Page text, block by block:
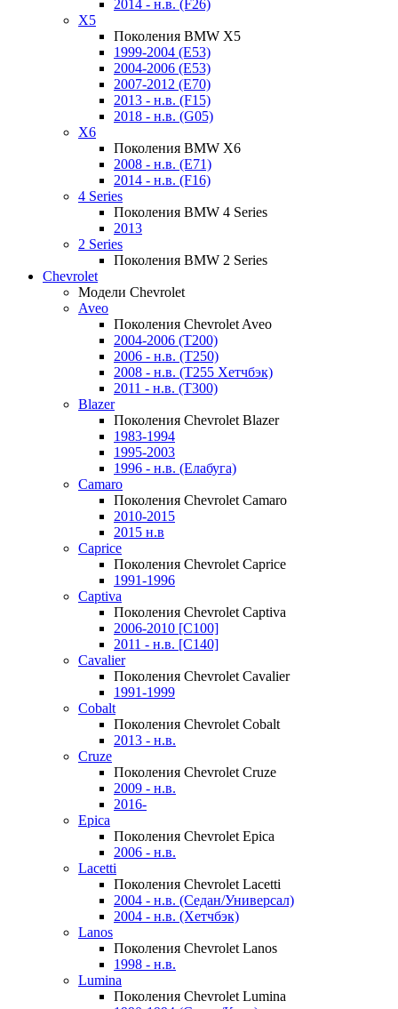
2014 - н.в. (F26)
X5
Поколения BMW X5
1999-2004 (E53)
2004-2006 (E53)
2007-2012 (E70)
2013 - н.в. (F15)
2018 - н.в. (G05)
X6
Поколения BMW X6
2008 - н.в. (E71)
2014 - н.в. (F16)
4 Series
Поколения BMW 4 Series
2013
2 Series
Поколения BMW 2 Series
Chevrolet
Модели Chevrolet
Aveo
Поколения Chevrolet Aveo
2004-2006 (T200)
2006 - н.в. (T250)
2008 - н.в. (T255 Хетчбэк)
2011 - н.в. (Т300)
Blazer
Поколения Chevrolet Blazer
1983-1994
1995-2003
1996 - н.в. (Елабуга)
Camaro
Поколения Chevrolet Camaro
2010-2015
2015 н.в
Caprice
Поколения Chevrolet Caprice
1991-1996
Captiva
Поколения Chevrolet Captiva
2006-2010 [C100]
2011 - н.в. [C140]
Cavalier
Поколения Chevrolet Cavalier
1991-1999
Cobalt
Поколения Chevrolet Cobalt
2013 - н.в.
Cruze
Поколения Chevrolet Cruze
2009 - н.в.
2016-
Epica
Поколения Chevrolet Epica
2006 - н.в.
Lacetti
Поколения Chevrolet Lacetti
2004 - н.в. (Седан/Универсал)
2004 - н.в. (Хетчбэк)
Lanos
Поколения Chevrolet Lanos
1998 - н.в.
Lumina
Поколения Chevrolet Lumina